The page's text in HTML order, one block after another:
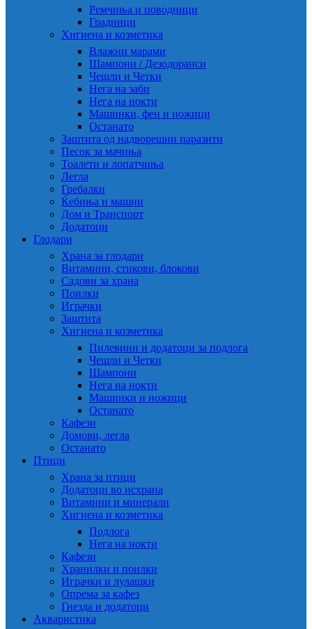
Ремчиња и поводници
Градници
Хигиена и козметика
Влажни марами
Шампони / Дезодоранси
Чешли и Четки
Нега на заби
Нега на нокти
Машинки, фен и ножици
Останато
Заштита од надворешни паразити
Песок за мачиња
Тоалети и лопатчиња
Легла
Гребалки
Ќебиња и машни
Дом и Транспорт
Додатоци
Глодари
Храна за глодари
Витамини, стикови, блокови
Садови за храна
Поилки
Играчки
Заштита
Хигиена и козметика
Пилевини и додатоци за подлога
Чешли и Четки
Шампони
Нега на нокти
Машинки и ножици
Останато
Кафези
Домови, легла
Останато
Птици
Храна за птици
Додатоци во исхрана
Витамини и минерали
Хигиена и козметика
Подлога
Нега на нокти
Кафези
Хранилки и поилки
Играчки и лулашки
Опрема за кафез
Гнезда и додатоци
Акваристика